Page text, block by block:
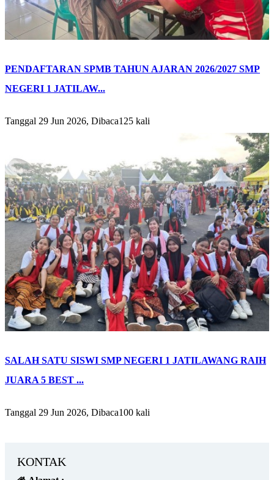
PENDAFTARAN SPMB TAHUN AJARAN 2026/2027 SMP
NEGERI 1 JATILAW...
Tanggal 29 Jun 2026, Dibaca125 kali
SALAH SATU SISWI SMP NEGERI 1 JATILAWANG RAIH
JUARA 5 BEST ...
Tanggal 29 Jun 2026, Dibaca100 kali
KONTAK